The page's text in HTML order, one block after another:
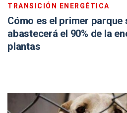
TRANSICIÓN ENERGÉTICA
Cómo es el primer
abastecerá el 90% de la
plantas